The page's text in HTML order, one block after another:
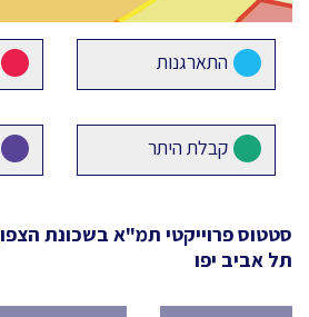
התארגנות
קבלת היתר
סטטוס פרוייקטי תמ"א בשכונת
תל אביב יפו